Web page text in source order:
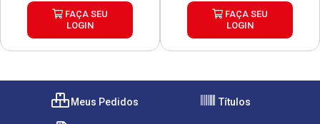
FAÇA SEU
LOGIN
FAÇA SEU
LOGIN
Meus Pedidos Títulos